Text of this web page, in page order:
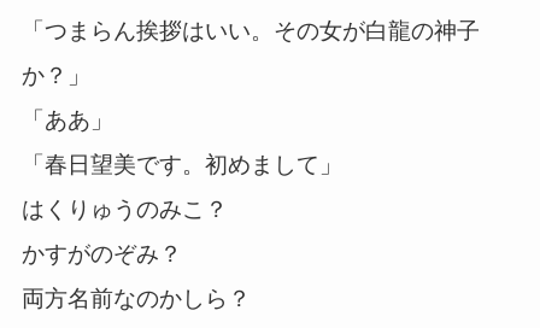
「つまらん挨拶はいい。その女が白龍の神子
か？」
「ああ」
「春日望美です。初めまして」
はくりゅうのみこ？
かすがのぞみ？
両方名前なのかしら？